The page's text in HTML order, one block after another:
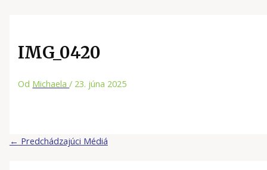
IMG_0420
Od Michaela/ 23. júna 2025
← Predchádzajúci Médiá